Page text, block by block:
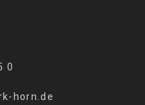
0
horn.de